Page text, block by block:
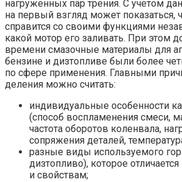
нагруженных пар трения. С учетом
на первый взгляд может показаться,
справится со своими функциями
какой мотор его заливать. При этом
времени смазочные материалы для
бензине и дизтопливе были более
по сфере применения. Главными
деления можно считать:
индивидуальные особенности
(способ воспламенения смеси,
частота оборотов коленвала,
сопряжения деталей,
разные виды используемого
дизтопливо), которое
и свойствам;